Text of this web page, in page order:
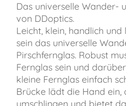
Das universelle Wander-
von DDoptics.
Leicht, klein, handlich
sein das universelle
Pirschfernglas. Robust
Fernglas sein und
kleine Fernglas einfach
Brücke lädt die Hand ein,